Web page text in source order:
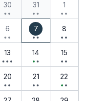
30 31 1
6 7 8
13 14 15
20 21 22